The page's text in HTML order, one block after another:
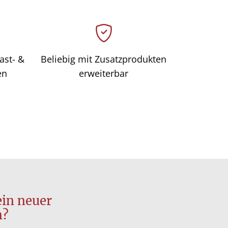
&
Beliebig mit Zusatzprodukten
erweiterbar
neuer